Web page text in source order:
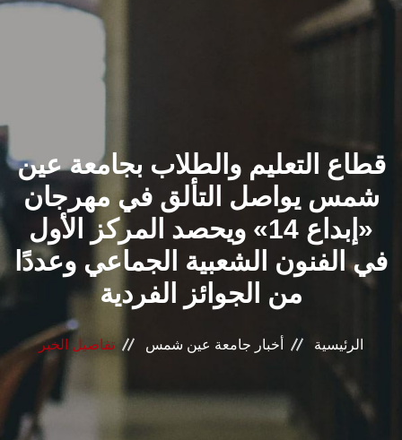
الشئون الأكاديمية
البحث العلمي
الرعاية الصحية
المراكز والوحدات
الأنظمة الذكية
الإعلام
قطاع التعليم والطلاب بجامعة عين
شمس يواصل التألق في مهرجان
«إبداع 14» ويحصد المركز الأول
في الفنون الشعبية الجماعي وعددًا
من الجوائز الفردية
الرئيسية أخبار جامعة عين شمس تفاصيل الخبر